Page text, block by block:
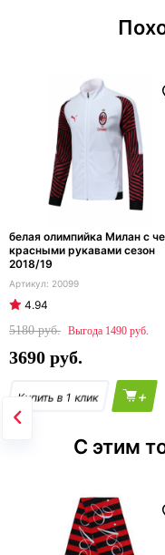
белая олимпийка Милан с
красными рукавами сезон
2018/19
20099
4.94
5180
1490
3690
+
С этим